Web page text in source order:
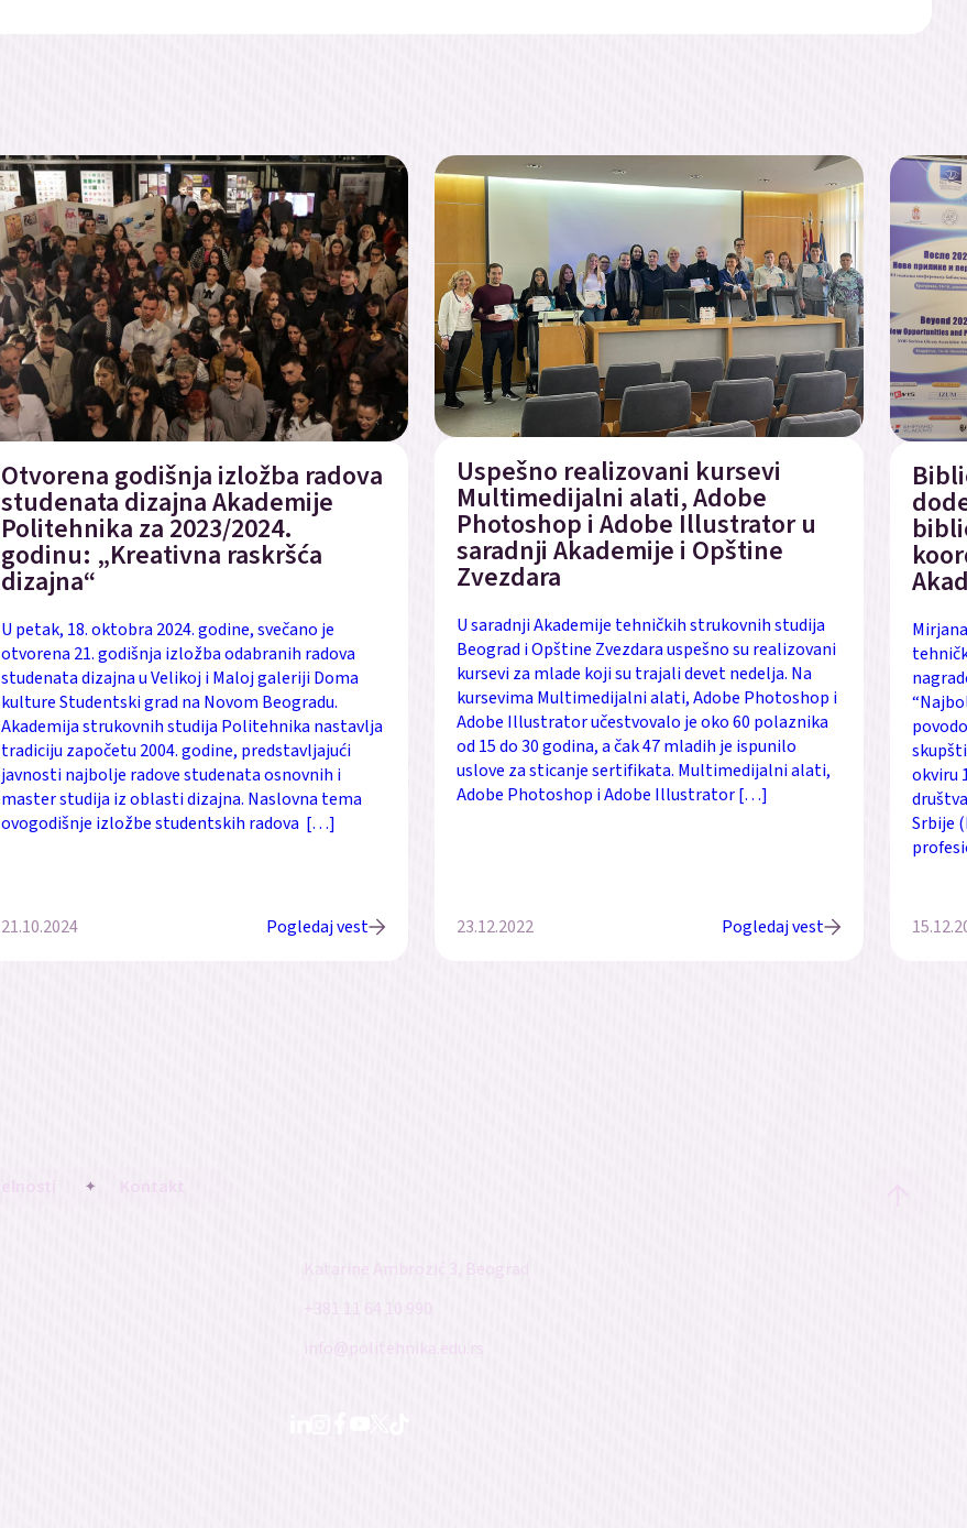
Otvorena godišnja izložba radova
studenata dizajna Akademije
Politehnika za 2023/2024.
godinu: „Kreativna raskršća
dizajna“
U petak, 18. oktobra 2024. godine, svečano je
otvorena 21. godišnja izložba odabranih radova
studenata dizajna u Velikoj i Maloj galeriji Doma
kulture Studentski grad na Novom Beogradu.
Akademija strukovnih studija Politehnika nastavlja
tradiciju započetu 2004. godine, predstavljajući
javnosti najbolje radove studenata osnovnih i
master studija iz oblasti dizajna. Naslovna tema
ovogodišnje izložbe studentskih radova […]
21.10.2024 Pogledaj vest
Uspešno realizovani kursevi
Multimedijalni alati, Adobe
Photoshop i Adobe Illustrator u
saradnji Akademije i Opštine
Zvezdara
U saradnji Akademije tehničkih strukovnih studija
Beograd i Opštine Zvezdara uspešno su realizovani
kursevi za mlade koji su trajali devet nedelja. Na
kursevima Multimedijalni alati, Adobe Photoshop i
Adobe Illustrator učestvovalo je oko 60 polaznika
od 15 do 30 godina, a čak 47 mladih je ispunilo
uslove za sticanje sertifikata. Multimedijalni alati,
Adobe Photoshop i Adobe Illustrator […]
23.12.2022 Pogledaj vest
okviru
Srbije
Katarine Ambrozić 3, Beograd
+381 11 64 10 990
info@politehnika.edu.rs